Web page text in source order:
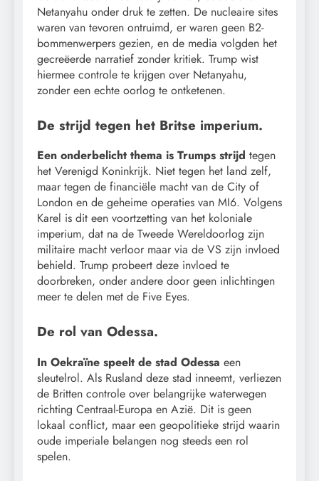
Netanyahu onder druk te zetten. De nucleaire sites
waren van tevoren ontruimd, er waren geen B2-
bommenwerpers gezien, en de media volgden het
gecreëerde narratief zonder kritiek. Trump wist
hiermee controle te krijgen over Netanyahu,
zonder een echte oorlog te ontketenen.
De strijd tegen het Britse imperium.
Een onderbelicht thema is Trumps strijd tegen
het Verenigd Koninkrijk. Niet tegen het land zelf,
maar tegen de financiële macht van de City of
London en de geheime operaties van MI6. Volgens
Karel is dit een voortzetting van het koloniale
imperium, dat na de Tweede Wereldoorlog zijn
militaire macht verloor maar via de VS zijn invloed
behield. Trump probeert deze invloed te
doorbreken, onder andere door geen inlichtingen
meer te delen met de Five Eyes.
De rol van Odessa.
In Oekraïne speelt de stad Odessa een
sleutelrol. Als Rusland deze stad inneemt, verliezen
de Britten controle over belangrijke waterwegen
richting Centraal-Europa en Azië. Dit is geen
lokaal conflict, maar een geopolitieke strijd waarin
oude imperiale belangen nog steeds een rol
spelen.